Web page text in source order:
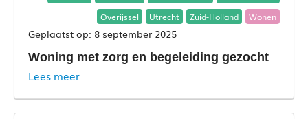
Overijssel
Utrecht Zuid-Holland Wonen
8 september 2025
Woning met zorg en begeleiding gezocht
Lees meer